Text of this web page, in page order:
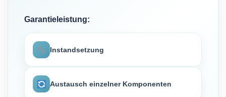
Garantieleistung:
Instandsetzung
Austausch einzelner Komponenten